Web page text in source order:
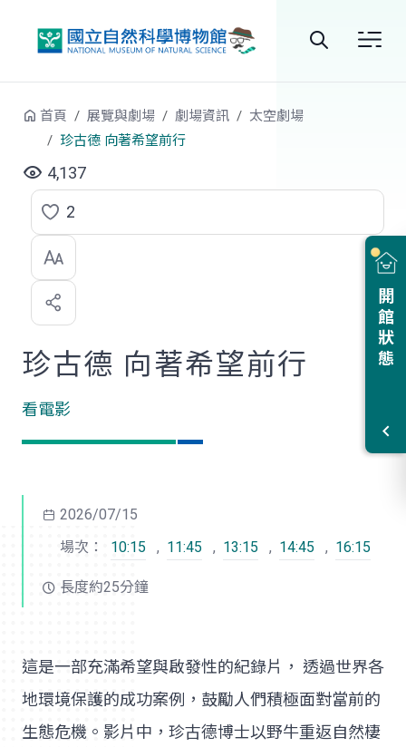
開館狀態
首頁 展覽與劇場 劇場資訊
太空劇場
珍古德 向著希望前行
4,137
點
選
喜
歡
2
珍古德 向著希望前行
看電影
2026/07/15
場次：
10:15 , 11:45 , 13:15 , 14:45 , 16:15
長度約25分鐘
這是一部充滿希望與啟發性的紀錄片， 透過世界各
地環境保護的成功案例，鼓勵人們積極面對當前的
生態危機。影片中，珍古德博士以野牛重返自然棲